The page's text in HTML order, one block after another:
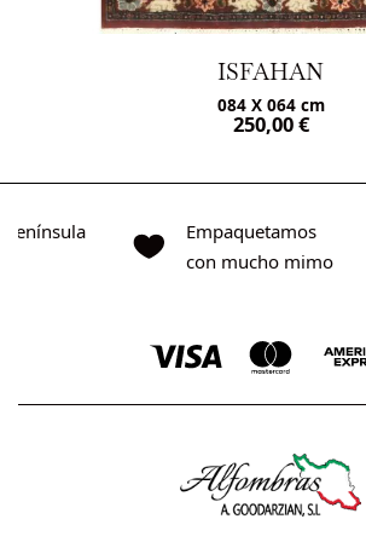
ISFAHAN
084 X 064 cm
250,00€
Empaquetamos
con mucho mimo